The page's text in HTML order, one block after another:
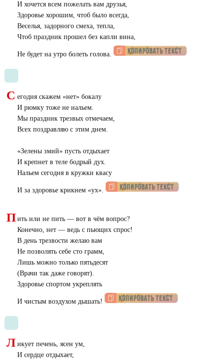
И хочется всем пожелать вам друзья,
Здоровье хорошим, чтоб было всегда,
Веселья, задорного смеха, тепла,
Чтоб праздник прошел без капли вина,
Не будет на утро болеть голова.
С егодня скажем «нет» бокалу
И рюмку тоже не нальем.
Мы праздник трезвых отмечаем,
Всех поздравляю с этим днем.
«Зелены змий» пусть отдыхает
И крепнет в теле бодрый дух.
Нальем сегодня в кружки квасу
И за здоровье крикнем «ух».
П ить или не пить — вот в чём вопрос?
Конечно, нет — ведь с пьющих спрос!
В день трезвости желаю вам
Не позволять себе сто грамм,
Лишь можно только пятьдесят
(Врачи так даже говорят).
Здоровье спортом укреплять
И чистым воздухом дышать!
Л икует печень, ясен ум,
И сердце отдыхает,